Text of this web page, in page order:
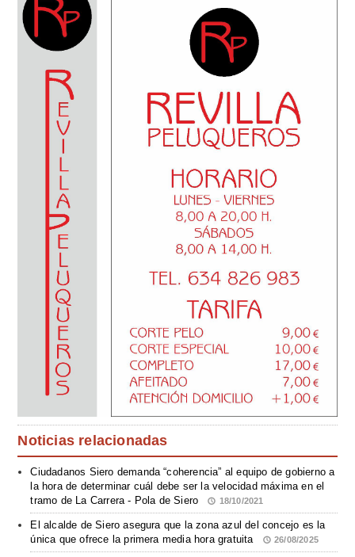
Noticias relacionadas
Ciudadanos Siero demanda “coherencia” al equipo de gobierno a
la hora de determinar cuál debe ser la velocidad máxima en el
tramo de La Carrera - Pola de Siero
18/10/2021
El alcalde de Siero asegura que la zona azul del concejo es la
única que ofrece la primera media hora gratuita
26/08/2025